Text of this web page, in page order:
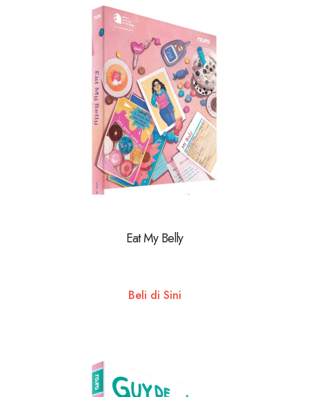
Eat My Belly
Beli di Sini